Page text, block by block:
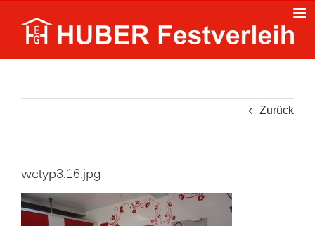
Inhalt
springen
Zurück
wctyp3.16.jpg